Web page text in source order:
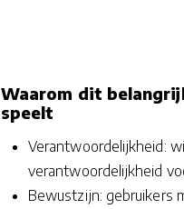
Waarom dit
speelt
Verantwoordelijkheid:
verantwoordelijkheid
Bewustzijn: gebruikers